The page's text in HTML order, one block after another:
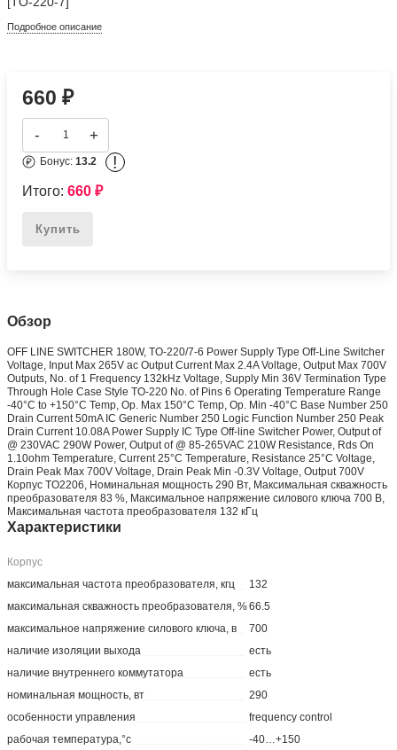
Подробное описание
660₽
- +
Бонус:13.2 !
Итого:660₽
Купить
Обзор
OFF LINE SWITCHER 180W, TO-220/7-6 Power Supply Type Off-Line Switcher
Voltage, Input Max 265V ac Output Current Max 2.4A Voltage, Output Max 700V
Outputs, No. of 1 Frequency 132kHz Voltage, Supply Min 36V Termination Type
Through Hole Case Style TO-220 No. of Pins 6 Operating Temperature Range
-40°C to +150°C Temp, Op. Max 150°C Temp, Op. Min -40°C Base Number 250
Drain Current 50mA IC Generic Number 250 Logic Function Number 250 Peak
Drain Current 10.08A Power Supply IC Type Off-line Switcher Power, Output of
@ 230VAC 290W Power, Output of @ 85-265VAC 210W Resistance, Rds On
1.10ohm Temperature, Current 25°C Temperature, Resistance 25°C Voltage,
Drain Peak Max 700V Voltage, Drain Peak Min -0.3V Voltage, Output 700V
Корпус TO2206, Номинальная мощность 290 Вт, Максимальная скважность
преобразователя 83 %, Максимальное напряжение силового ключа 700 В,
Максимальная частота преобразователя 132 кГц
Характеристики
Корпус
максимальная частота преобразователя, кгц
132
максимальная скважность преобразователя, %66.5
максимальное напряжение силового ключа, в
700
наличие изоляции выхода
есть
наличие внутреннего коммутатора
есть
номинальная мощность, вт
290
особенности управления
frequency control
рабочая температура,°с
-40…+150